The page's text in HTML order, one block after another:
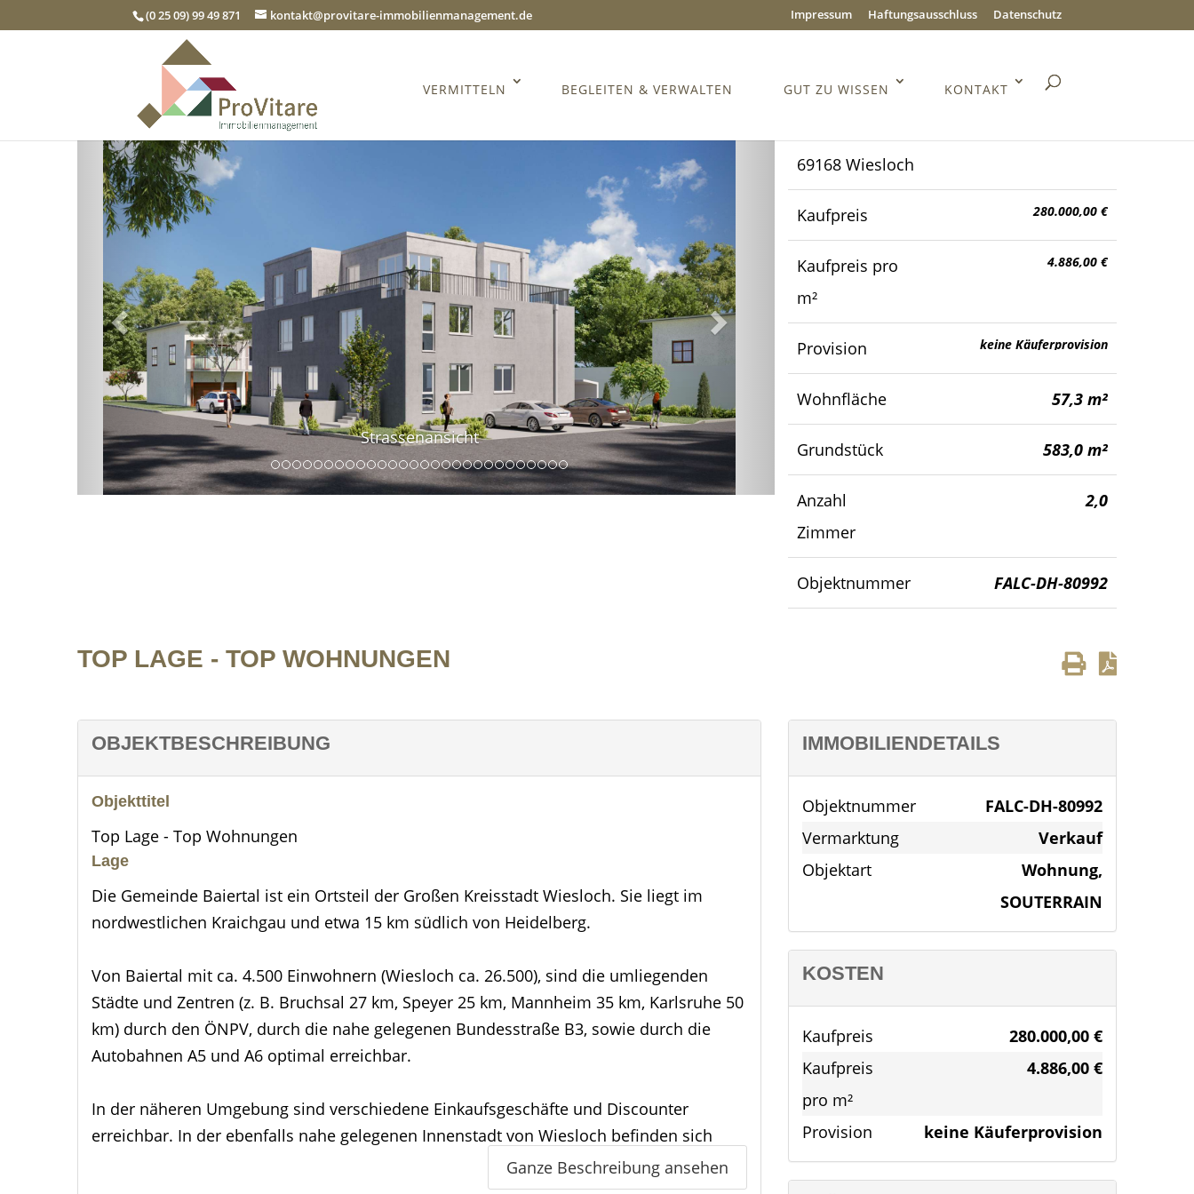
(0 25 09) 99 49 871 kontakt@provitare-immobilienmanagement.de Impressum Haftungsausschluss Datenschutz
VERMITTELN BEGLEITEN & VERWALTEN GUT ZU WISSEN KONTAKT
Strassenansicht
Zurück
69168 Wiesloch
Kaufpreis 280.000,00 €
Kaufpreis pro
m²
4.886,00 €
Provision keine Käuferprovision
Wohnfläche 57,3 m²
Grundstück 583,0 m²
Anzahl
Zimmer
2,0
Objektnummer FALC-DH-80992
TOP LAGE - TOP WOHNUNGEN
OBJEKTBESCHREIBUNG
Objekttitel
Top Lage - Top Wohnungen
Lage
Die Gemeinde Baiertal ist ein Ortsteil der Großen Kreisstadt Wiesloch. Sie liegt im
nordwestlichen Kraichgau und etwa 15 km südlich von Heidelberg.
Von Baiertal mit ca. 4.500 Einwohnern (Wiesloch ca. 26.500), sind die umliegenden
Städte und Zentren (z. B. Bruchsal 27 km, Speyer 25 km, Mannheim 35 km, Karlsruhe 50
km) durch den ÖNPV, durch die nahe gelegenen Bundesstraße B3, sowie durch die
Autobahnen A5 und A6 optimal erreichbar.
In der näheren Umgebung sind verschiedene Einkaufsgeschäfte und Discounter
erreichbar. In der ebenfalls nahe gelegenen Innenstadt von Wiesloch befinden sich
Dienstleistungsbetriebe, Ärztehaus und Gastronomiebetriebe.Ganze Beschreibung ansehen
IMMOBILIENDETAILS
Objektnummer
FALC-DH-80992
Vermarktung
Verkauf
Objektart
Wohnung,
SOUTERRAIN
KOSTEN
Kaufpreis
280.000,00 €
Kaufpreis
pro m²
4.886,00 €
Provision keine Käuferprovision